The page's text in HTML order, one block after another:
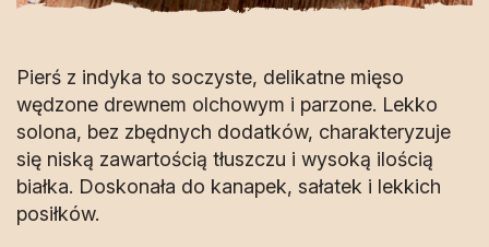
Pierś z indyka to soczyste, delikatne mięso
wędzone drewnem olchowym i parzone. Lekko
solona, bez zbędnych dodatków, charakteryzuje
się niską zawartością tłuszczu i wysoką ilością
białka. Doskonała do kanapek, sałatek i lekkich
posiłków.